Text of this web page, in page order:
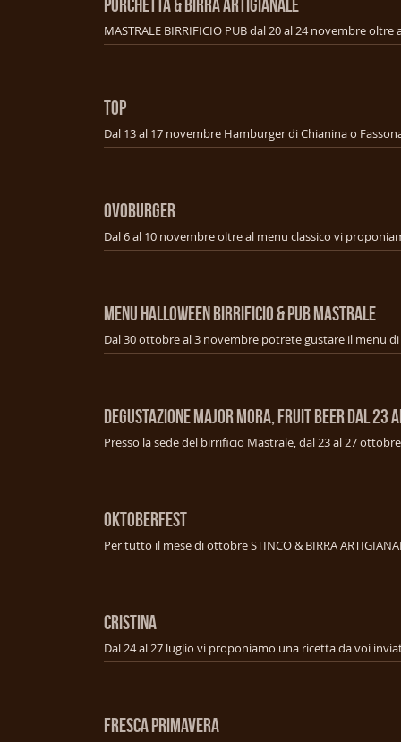
PORCHETTA & BIRRA ARTIGIANALE
TOP
OVOBURGER
Menu Halloween Birrificio & Pub Mastrale
Degustazione Major mora, fruit beer dal 23
OKTOBERFEST
Per tutto il mese di ottobre STINCO & BIRRA
CRISTINA
FRESCA PRIMAVERA